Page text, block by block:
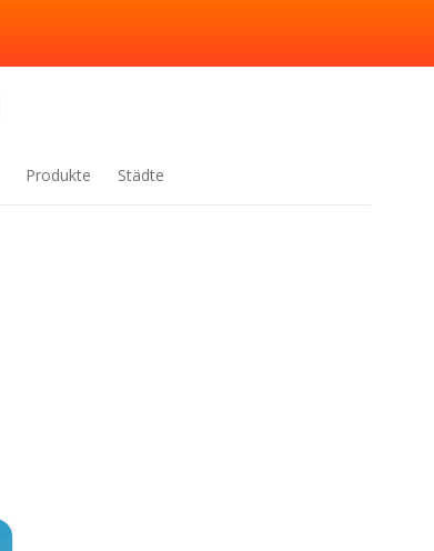
Produkte Städte